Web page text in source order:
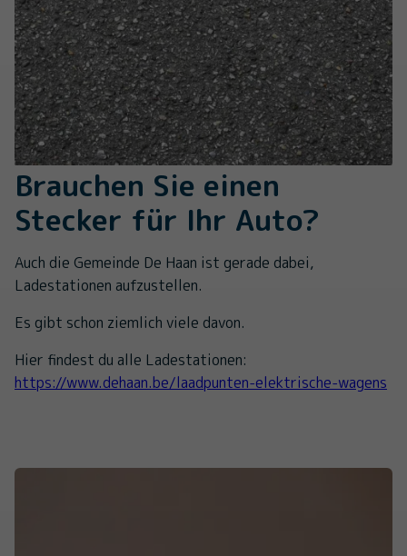
Brauchen Sie einen
Stecker für Ihr Auto?
Auch die Gemeinde De Haan ist gerade dabei,
Ladestationen aufzustellen.
Es gibt schon ziemlich viele davon.
Hier findest du alle Ladestationen:
https://www.dehaan.be/laadpunten-elektrische-wagens